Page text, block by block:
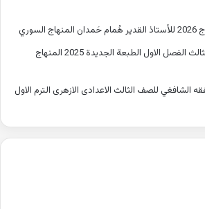
تحميل كتاب عربي الصف الثالث الفصل الاول الطبعة الجديدة 2025 المنهاج
الشافغي للصف الثالث الاعدادى الازهرى الترم الاول